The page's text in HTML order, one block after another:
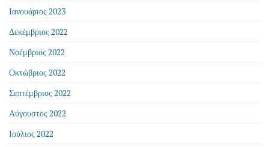
Ιανουάριος 2023
Δεκέμβριος 2022
Νοέμβριος 2022
Οκτώβριος 2022
Σεπτέμβριος 2022
Αύγουστος 2022
Ιούλιος 2022